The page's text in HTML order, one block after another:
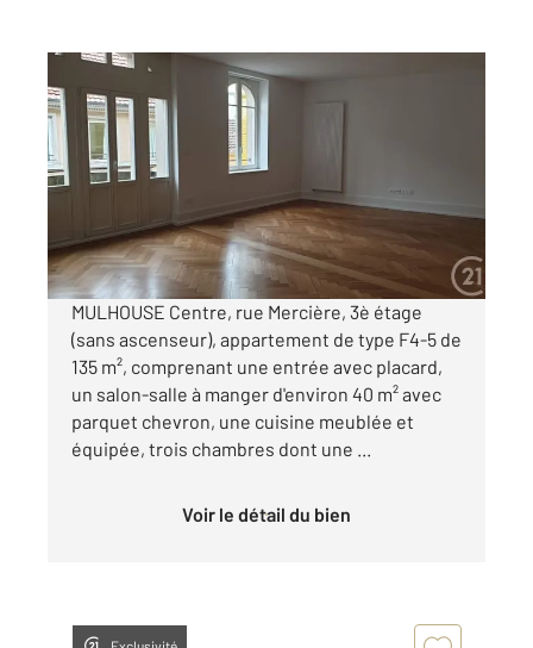
130,89 m
2, 4 pièces
Ref : 2368
Appartement F4 à louer
1 090 €
par mois charges comprises
MULHOUSE Centre, rue Mercière, 3è étage
(sans ascenseur), appartement de type F4-5 de
135 m², comprenant une entrée avec placard,
un salon-salle à manger d'environ 40 m² avec
parquet chevron, une cuisine meublée et
équipée, trois chambres dont une ...
Voir le détail du bien